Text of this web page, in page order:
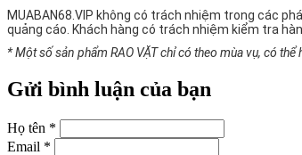
MUABAN68.VIP không có trách nhiệm trong các
quảng cáo. Khách hàng có trách nhiệm kiểm tra
* Một số sản phẩm RAO VẶT chỉ có theo mùa vụ, có
Gửi bình luận của bạn
Họ tên *
Email *